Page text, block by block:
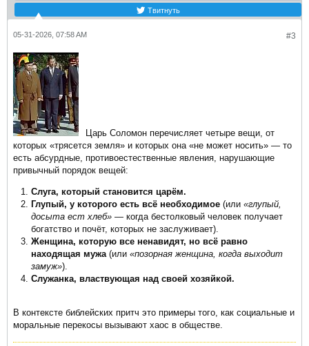
Твитнуть
#3
05-31-2026, 07:58 AM
Царь Соломон перечисляет четыре вещи, от
которых «трясется земля» и которых она «не может носить» — то
есть абсурдные, противоестественные явления, нарушающие
привычный порядок вещей:
Слуга, который становится царём.
Глупый, у которого есть всё необходимое (или «глупый,
досыта ест хлеб» — когда бестолковый человек получает
богатство и почёт, которых не заслуживает).
Женщина, которую все ненавидят, но всё равно
находящая мужа(или «позорная женщина, когда выходит
замуж»).
Служанка, властвующая над своей хозяйкой.
В контексте библейских притч это примеры того, как социальные и
моральные перекосы вызывают хаос в обществе.​